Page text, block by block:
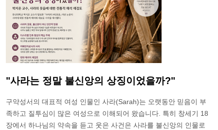
"사라는 정말 불신앙의 상징이었을까?"
구약성서의 대표적 여성 인물인 사라(Sarah)는 오랫동안 믿음이 부
족하고 질투심이 많은 여성으로 이해되어 왔습니다. 특히 창세기 18
장에서 하나님의 약속을 듣고 웃은 사건은 사라를 불신앙의 인물로